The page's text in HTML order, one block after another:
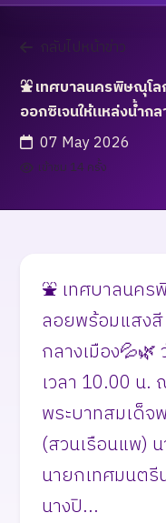
กลับไปหน้าข่าว
⛲ เทศบาลนครพิษณุโ
ออกซิเจนให้แหล่งน้ำกล
07 May 2026
เข้าชม 14 ครั้ง
⛲ เทศบาลนค
ลอยพร้อมแสงสี
กลางเมือง
เวลา 10.00 น.
พระบาทสมเด็จ
(สวนเรือนแพ)
นายกเทศมนต
นางปิ...